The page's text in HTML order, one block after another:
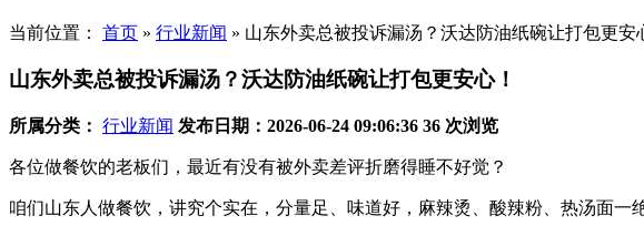
当前位置： 首页 » 行业新闻 » 山东外卖总被投诉漏汤？沃达防油纸碗让打包更安
山东外卖总被投诉漏汤？沃达防油纸碗让打包更安心！
所属分类： 行业新闻 发布日期：2026-06-24 09:06:36 36 次浏览
各位做餐饮的老板们，最近有没有被外卖差评折磨得睡不好觉？
咱们山东人做餐饮，讲究个实在，分量足、味道好，麻辣烫、酸辣粉、热汤面一